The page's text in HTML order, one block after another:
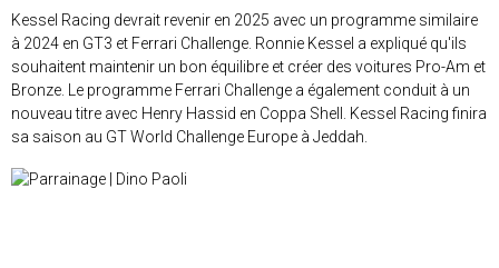
Kessel Racing devrait revenir en 2025 avec un programme similaire
à 2024 en GT3 et Ferrari Challenge. Ronnie Kessel a expliqué qu'ils
souhaitent maintenir un bon équilibre et créer des voitures Pro-Am et
Bronze. Le programme Ferrari Challenge a également conduit à un
nouveau titre avec Henry Hassid en Coppa Shell. Kessel Racing finira
sa saison au GT World Challenge Europe à Jeddah.